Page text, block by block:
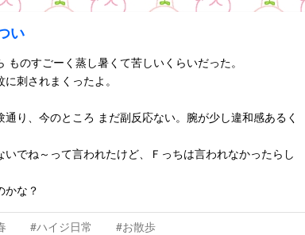
い
ものすごーく蒸し暑くて苦しいくらいだった。
刺されまくったよ。
通り、今のところ まだ副反応ない。腕が少し違和感あるく
いでね～って言われたけど、Ｆっちは言われなかったらし
かな？
#ハイジ日常 #お散歩